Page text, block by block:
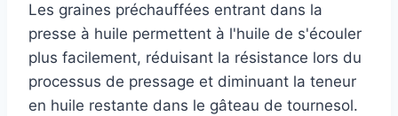
Les graines préchauffées entrant dans la
presse à huile permettent à l'huile de s'écouler
plus facilement, réduisant la résistance lors du
processus de pressage et diminuant la teneur
en huile restante dans le gâteau de tournesol.